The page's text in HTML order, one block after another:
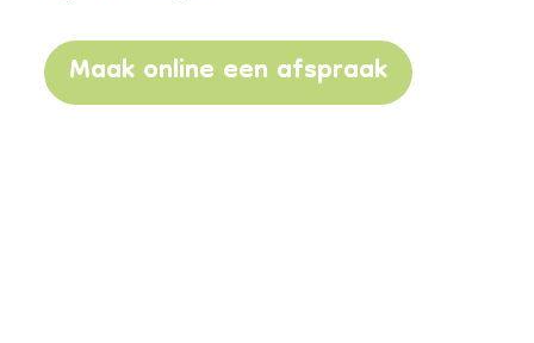
Maak online een afspraak